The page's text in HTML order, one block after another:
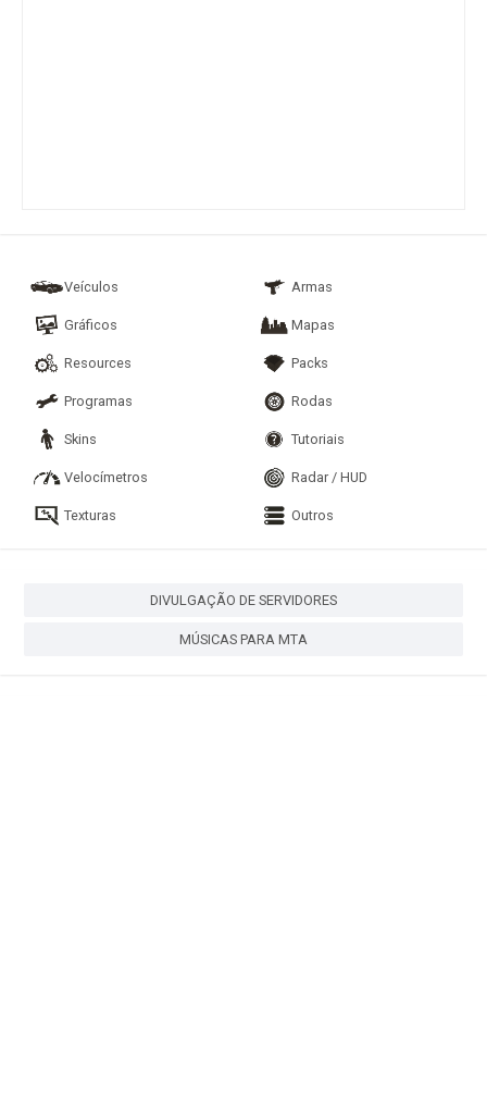
Veículos Armas
Gráficos Mapas
Resources Packs
Programas Rodas
Skins Tutoriais
Velocímetros Radar / HUD
Texturas Outros
DIVULGAÇÃO DE SERVIDORES
MÚSICAS PARA MTA